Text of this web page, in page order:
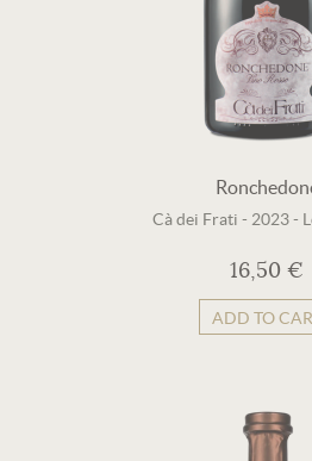
Cà dei Frati - 2023-
16,50 €
ADD TO